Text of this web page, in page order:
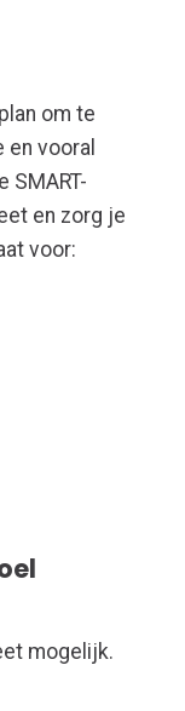
om te
vooral
SMART-
en zorg je
voor:
mogelijk.